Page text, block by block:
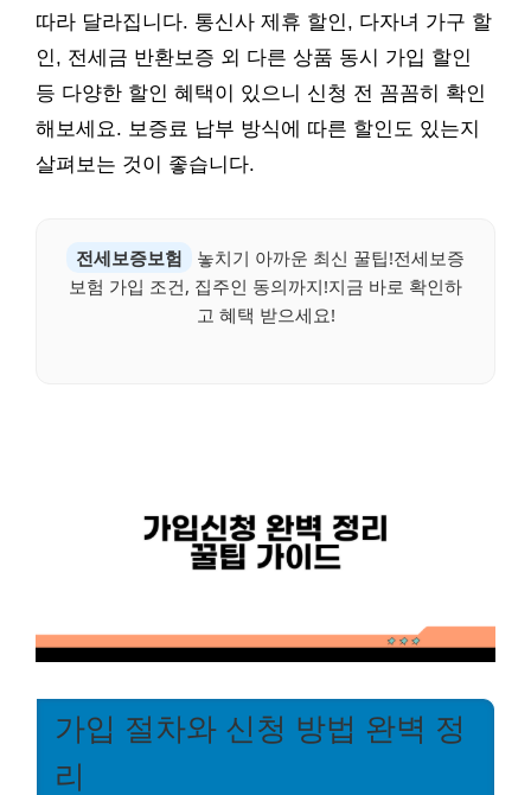
따라 달라집니다. 통신사 제휴 할인, 다자녀 가구 할
인, 전세금 반환보증 외 다른 상품 동시 가입 할인
등 다양한 할인 혜택이 있으니 신청 전 꼼꼼히 확인
해보세요. 보증료 납부 방식에 따른 할인도 있는지
살펴보는 것이 좋습니다.
전세보증보험
놓치기 아까운 최신 꿀팁!전세보증
보험 가입 조건, 집주인 동의까지!지금 바로 확인하
고 혜택 받으세요!
가입 절차와 신청 방법 완벽 정
리